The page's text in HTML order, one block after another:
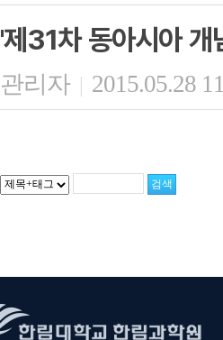
'제31차 동아시아 개
관리자 | 2015.05.28